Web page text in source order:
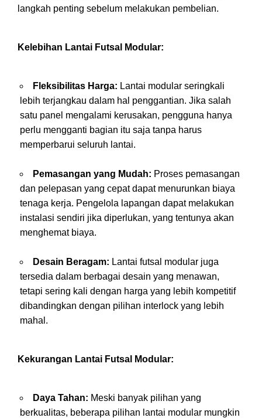
langkah penting sebelum melakukan pembelian.
Kelebihan Lantai Futsal Modular:
Fleksibilitas Harga: Lantai modular seringkali
lebih terjangkau dalam hal penggantian. Jika salah
satu panel mengalami kerusakan, pengguna hanya
perlu mengganti bagian itu saja tanpa harus
memperbarui seluruh lantai.
Pemasangan yang Mudah: Proses pemasangan
dan pelepasan yang cepat dapat menurunkan biaya
tenaga kerja. Pengelola lapangan dapat melakukan
instalasi sendiri jika diperlukan, yang tentunya akan
menghemat biaya.
Desain Beragam: Lantai futsal modular juga
tersedia dalam berbagai desain yang menawan,
tetapi sering kali dengan harga yang lebih kompetitif
dibandingkan dengan pilihan interlock yang lebih
mahal.
Kekurangan Lantai Futsal Modular:
Daya Tahan: Meski banyak pilihan yang
berkualitas, beberapa pilihan lantai modular mungkin